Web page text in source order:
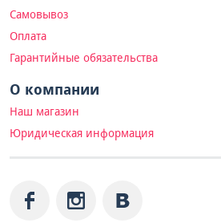
Самовывоз
Оплата
Гарантийные обязательства
О компании
Наш магазин
Юридическая информация